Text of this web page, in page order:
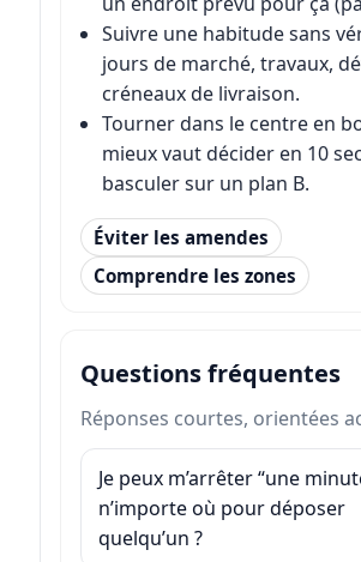
Suivre une habitude sans
jours de marché, travaux,
créneaux de livraison.
Tourner dans le centre en
mieux vaut décider en 10
basculer sur un plan B.
Éviter les amendes
Comprendre les zones
Questions fréquentes
Réponses courtes, orientées
Je peux m’arrêter “une
n’importe où pour déposer
quelqu’un ?